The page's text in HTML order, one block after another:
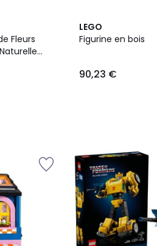
Fleurs
LEGO
Figurine en bois
90,23 €